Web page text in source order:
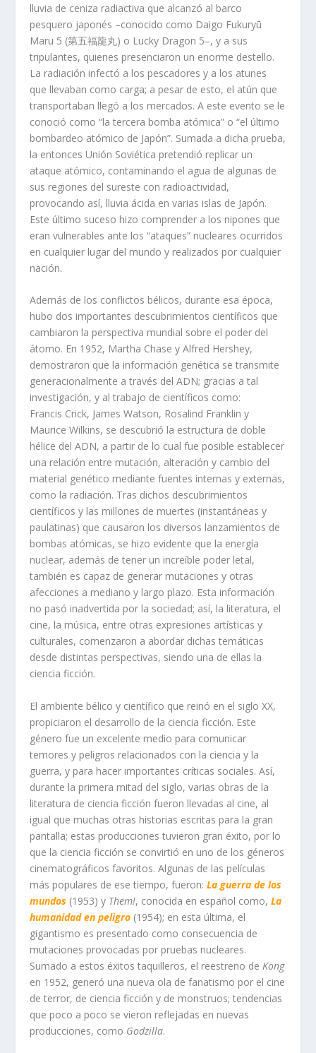
lluvia de ceniza radiactiva que alcanzó al barco
pesquero japonés –conocido como Daigo Fukuryū
Maru 5 (第五福龍丸) o Lucky Dragon 5–, y a sus
tripulantes, quienes presenciaron un enorme destello.
La radiación infectó a los pescadores y a los atunes
que llevaban como carga; a pesar de esto, el atún que
transportaban llegó a los mercados. A este evento se le
conoció como “la tercera bomba atómica” o “el último
bombardeo atómico de Japón”. Sumada a dicha prueba,
la entonces Unión Soviética pretendió replicar un
ataque atómico, contaminando el agua de algunas de
sus regiones del sureste con radioactividad,
provocando así, lluvia ácida en varias islas de Japón.
Este último suceso hizo comprender a los nipones que
eran vulnerables ante los “ataques” nucleares ocurridos
en cualquier lugar del mundo y realizados por cualquier
nación.
Además de los conflictos bélicos, durante esa época,
hubo dos importantes descubrimientos científicos que
cambiaron la perspectiva mundial sobre el poder del
átomo. En 1952, Martha Chase y Alfred Hershey,
demostraron que la información genética se transmite
generacionalmente a través del ADN; gracias a tal
investigación, y al trabajo de científicos como:
Francis Crick, James Watson, Rosalind Franklin y
Maurice Wilkins, se descubrió la estructura de doble
hélice del ADN, a partir de lo cual fue posible establecer
una relación entre mutación, alteración y cambio del
material genético mediante fuentes internas y externas,
como la radiación. Tras dichos descubrimientos
científicos y las millones de muertes (instantáneas y
paulatinas) que causaron los diversos lanzamientos de
bombas atómicas, se hizo evidente que la energía
nuclear, además de tener un increíble poder letal,
también es capaz de generar mutaciones y otras
afecciones a mediano y largo plazo. Esta información
no pasó inadvertida por la sociedad; así, la literatura, el
cine, la música, entre otras expresiones artísticas y
culturales, comenzaron a abordar dichas temáticas
desde distintas perspectivas, siendo una de ellas la
ciencia ficción.
El ambiente bélico y científico que reinó en el siglo XX,
propiciaron el desarrollo de la ciencia ficción. Este
género fue un excelente medio para comunicar
temores y peligros relacionados con la ciencia y la
guerra, y para hacer importantes críticas sociales. Así,
durante la primera mitad del siglo, varias obras de la
literatura de ciencia ficción fueron llevadas al cine, al
igual que muchas otras historias escritas para la gran
pantalla; estas producciones tuvieron gran éxito, por lo
que la ciencia ficción se convirtió en uno de los géneros
cinematográficos favoritos. Algunas de las películas
más populares de ese tiempo, fueron:La guerra de los
mundos (1953) y Them!, conocida en español como,La
humanidad en peligro (1954); en esta última, el
gigantismo es presentado como consecuencia de
mutaciones provocadas por pruebas nucleares.
Sumado a estos éxitos taquilleros, el reestreno deKong
en 1952, generó una nueva ola de fanatismo por el cine
de terror, de ciencia ficción y de monstruos; tendencias
que poco a poco se vieron reflejadas en nuevas
producciones, como Godzilla.